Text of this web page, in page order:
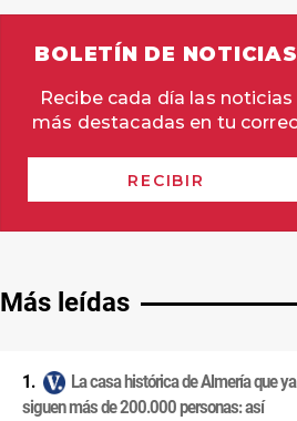
Más leídas
La casa histórica de Almería que ya
siguen más de 200.000 personas: así